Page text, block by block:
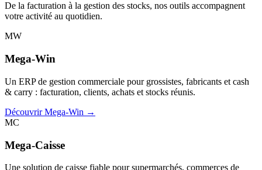
De la facturation à la gestion des stocks, nos outils accompagnent
votre activité au quotidien.
MW
Mega-Win
Un ERP de gestion commerciale pour grossistes, fabricants et cash
& carry : facturation, clients, achats et stocks réunis.
Découvrir Mega-Win →
MC
Mega-Caisse
Une solution de caisse fiable pour supermarchés, commerces de